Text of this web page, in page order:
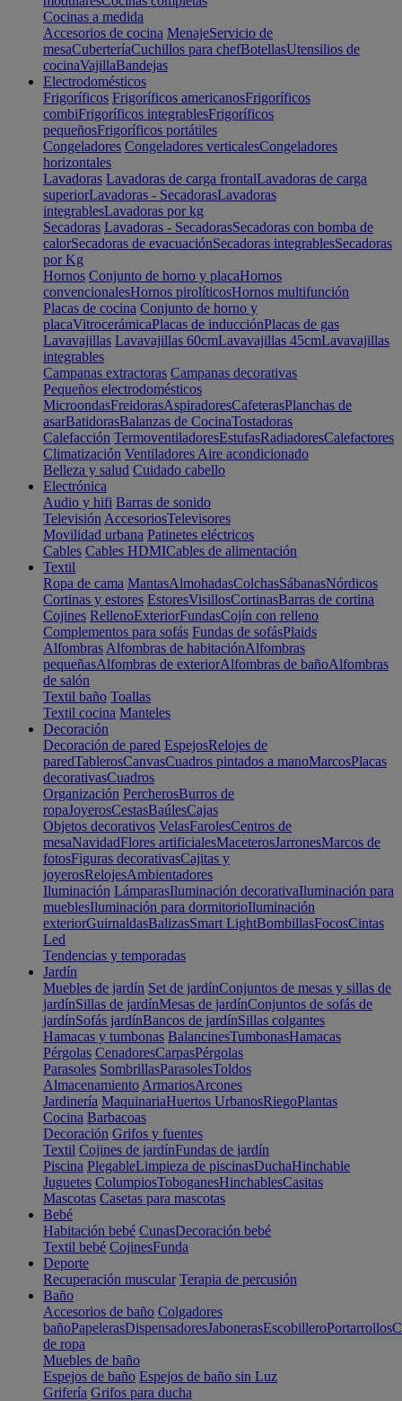
Cocinas a medida
Accesorios de cocina MenajeServicio de
mesaCuberteríaCuchillos para chefBotellasUtensilios de
cocinaVajillaBandejas
Electrodomésticos
Frigoríficos Frigoríficos americanosFrigoríficos
combiFrigoríficos integrablesFrigoríficos
pequeñosFrigoríficos portátiles
Congeladores Congeladores verticalesCongeladores
horizontales
Lavadoras Lavadoras de carga frontalLavadoras de carga
superiorLavadoras - SecadorasLavadoras
integrablesLavadoras por kg
Secadoras Lavadoras - SecadorasSecadoras con bomba de
calorSecadoras de evacuaciónSecadoras integrablesSecadoras
por Kg
Hornos Conjunto de horno y placaHornos
convencionalesHornos pirolíticosHornos multifunción
Placas de cocina Conjunto de horno y
placaVitrocerámicaPlacas de inducciónPlacas de gas
Lavavajillas Lavavajillas 60cmLavavajillas 45cmLavavajillas
integrables
Campanas extractoras Campanas decorativas
Pequeños electrodomésticos
MicroondasFreidorasAspiradoresCafeterasPlanchas de
asarBatidorasBalanzas de CocinaTostadoras
Calefacción TermoventiladoresEstufasRadiadoresCalefactores
Climatización Ventiladores Aire acondicionado
Belleza y salud Cuidado cabello
Electrónica
Audio y hifi Barras de sonido
Televisión AccesoriosTelevisores
Movilidad urbana Patinetes eléctricos
Cables Cables HDMICables de alimentación
Textil
Ropa de cama MantasAlmohadasColchasSábanasNórdicos
Cortinas y estores EstoresVisillosCortinasBarras de cortina
Cojines RellenoExteriorFundasCojín con relleno
Complementos para sofás Fundas de sofásPlaids
Alfombras Alfombras de habitaciónAlfombras
pequeñasAlfombras de exteriorAlfombras de bañoAlfombras
de salón
Textil baño Toallas
Textil cocina Manteles
Decoración
Decoración de pared EspejosRelojes de
paredTablerosCanvasCuadros pintados a manoMarcosPlacas
decorativasCuadros
Organización PercherosBurros de
ropaJoyerosCestasBaúlesCajas
Objetos decorativos VelasFarolesCentros de
mesaNavidadFlores artificialesMaceterosJarronesMarcos de
fotosFiguras decorativasCajitas y
joyerosRelojesAmbientadores
Iluminación LámparasIluminación decorativaIluminación para
mueblesIluminación para dormitorioIluminación
exteriorGuirnaldasBalizasSmart LightBombillasFocosCintas
Led
Tendencias y temporadas
Jardín
Muebles de jardín Set de jardínConjuntos de mesas y sillas de
jardínSillas de jardínMesas de jardínConjuntos de sofás de
jardínSofás jardínBancos de jardínSillas colgantes
Hamacas y tumbonas BalancinesTumbonasHamacas
Pérgolas CenadoresCarpasPérgolas
Parasoles SombrillasParasolesToldos
Almacenamiento ArmariosArcones
Jardinería MaquinariaHuertos UrbanosRiegoPlantas
Cocina Barbacoas
Decoración Grifos y fuentes
Textil Cojines de jardínFundas de jardín
Piscina PlegableLimpieza de piscinasDuchaHinchable
Juguetes ColumpiosToboganesHinchablesCasitas
Mascotas Casetas para mascotas
Bebé
Habitación bebé CunasDecoración bebé
Textil bebé CojinesFunda
Deporte
Recuperación muscular Terapia de percusión
Baño
Accesorios de baño Colgadores
bañoPapelerasDispensadoresJabonerasEscobilleroPortarrollos
de ropa
Muebles de baño
Espejos de baño Espejos de baño sin Luz
Grifería Grifos para ducha